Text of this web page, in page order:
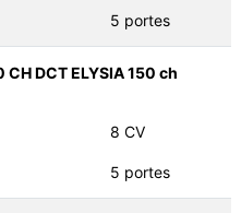
5 portes
CH DCT ELYSIA 150 ch
8 CV
5 portes